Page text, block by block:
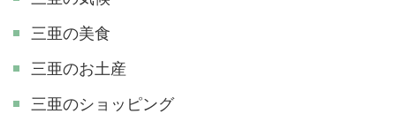
三亜の美食
三亜のお土産
三亜のショッピング